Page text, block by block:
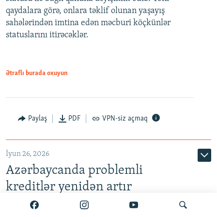
Auto 240p 360p 480p
720p 1080p
480p
720p
qaydalara görə, onlara təklif olunan yaşayış
sahələrindən imtina edən məcburi köçkünlər
statuslarını itirəcəklər.
Ətraflı burada oxuyun
Paylaş PDF VPN-siz açmaq
İyun 26, 2026
Azərbaycanda problemli
kreditlər yenidən artır